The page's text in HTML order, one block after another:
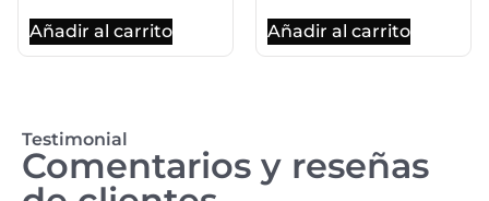
Añadir al carrito Añadir al carrito
Testimonial
Comentarios y reseñas